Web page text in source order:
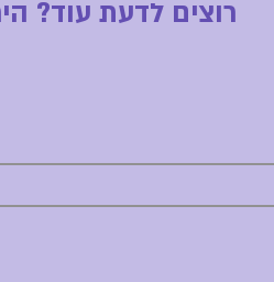
רוצים לדעת עוד?